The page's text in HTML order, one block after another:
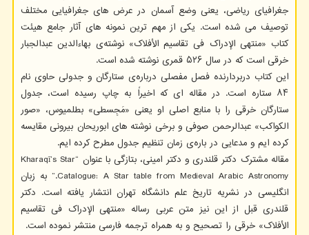
جغرافیای ریاضی، یعنی وضع آسمان در عرض های جغرافیایی مختلف
توصیف می شده است. یکی از مهم ترین نمونه های آثار جامع هیئت
کتاب «منتهی الإدراک فی تقاسیم الأفلاک» نوشته‌ی بهاءالدین عبدالجبار
خرقی است که در سال ۵۲۶ قمری نوشته شده است.
این کتاب دربردارنده فصل مفصلی درباره‌ی ستارگان و جدولی حاوی نام
۸۴ ستاره است. در مقاله ای که اخیراً به چاپ رسیده است، جدول
ستارگان خرقی را با منابع اصلی او یعنی «مَجِسطی» بطلمیوس، «صور
الکواکب» عبدالرحمن صوفی و برخی نوشته های ابوریحان بیرونی مقایسه
کرده ایم و مدعایی در باره‌ی زمان تنظیم جدول مطرح کرده ایم.
مقاله مشترک دکتر قلندری و دکتر امینی، بتازگی با عنوان “Kharaqī’s Star
Catalogue: A Star table from Medieval Arabic Astronomy.” به زبان
انگلیسی در نشریه تاریخ علم دانشگاه تهران انتشار یافته است. دکتر
قلندری قبل از این نیز متن عربی رساله «منتهی الإدراک فی تقاسیم
الأفلاک» خرقی را تصحیح و به همراه ترجمه فارسی منتشر نموده است.